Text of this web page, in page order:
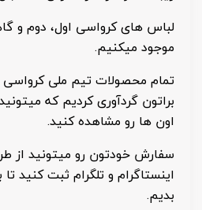
لباس های کرواسی اول، دوم و
موجود میکنیم.
تمام محصولات تیم ملی
براتون گردآوری کردیم که
اون ها رو مشاهده کنید.
سفارش خودتون رو میتونید از
اینستاگرام و تلگرام ثبت کنید تا
بدیم.